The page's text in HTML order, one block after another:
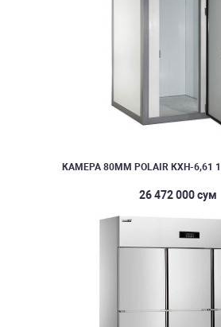
КАМЕРА 80ММ POLAIR КХН-6,61
26 472 000 сум